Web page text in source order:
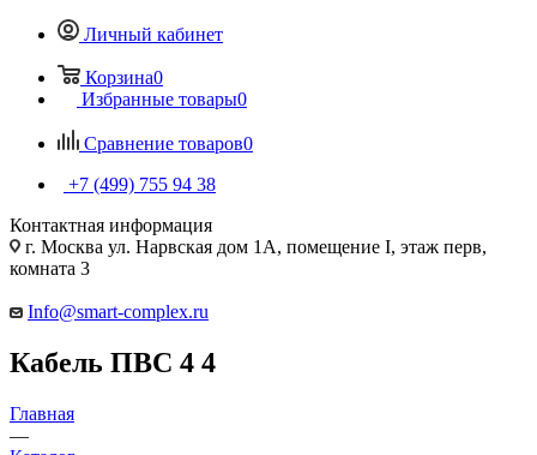
Личный кабинет
Корзина0
Избранные товары0
Сравнение товаров0
+7 (499) 755 94 38
Контактная информация
г. Москва ул. Нарвская дом 1А, помещение I, этаж перв,
комната 3
Info@smart-complex.ru
Кабель ПВС 4 4
Главная
—